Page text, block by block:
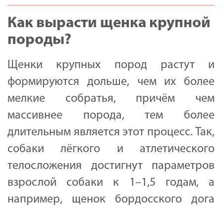
Как вырасти щенка крупной
породы?
Щенки крупных пород растут и
формируются дольше, чем их более
мелкие собратья, причём чем
массивнее порода, тем более
длительным является этот процесс. Так,
собаки лёгкого и атлетического
телосложения достигнут параметров
взрослой собаки к 1–1,5 годам, а
например, щенок бордосского дога